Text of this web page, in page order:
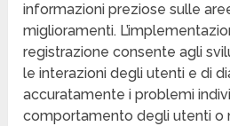
informazioni preziose sulle
miglioramenti.
registrazione consente agli
le interazioni degli utenti e di
accuratamente i problemi
comportamento degli utenti o